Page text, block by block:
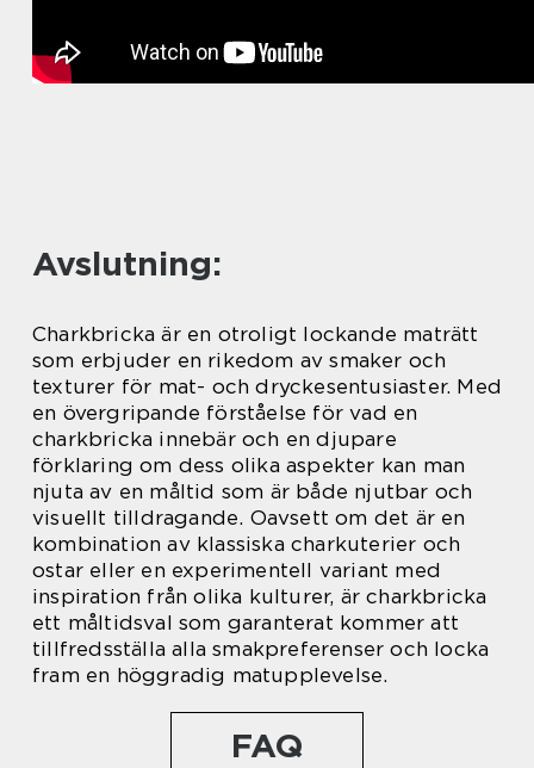
Avslutning:
Charkbricka är en otroligt lockande maträtt
som erbjuder en rikedom av smaker och
texturer för mat- och dryckesentusiaster. Med
en övergripande förståelse för vad en
charkbricka innebär och en djupare
förklaring om dess olika aspekter kan man
njuta av en måltid som är både njutbar och
visuellt tilldragande. Oavsett om det är en
kombination av klassiska charkuterier och
ostar eller en experimentell variant med
inspiration från olika kulturer, är charkbricka
ett måltidsval som garanterat kommer att
tillfredsställa alla smakpreferenser och locka
fram en höggradig matupplevelse.
FAQ